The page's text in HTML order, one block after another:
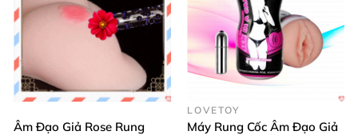
Âm Đạo Giả Rose Rung
LOVETOY
Máy Rung Cốc Âm Đạo Giả